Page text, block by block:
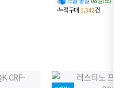
·누적구매 1,342건